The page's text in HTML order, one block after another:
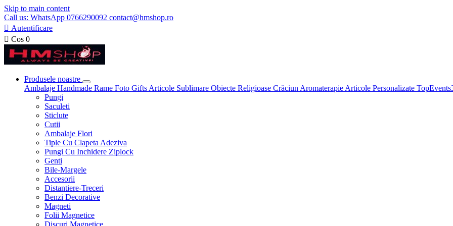
Skip to main content
Call us: WhatsApp 0766290092 contact@hmshop.ro
 Autentificare
 Cos 0
Produsele noastre
Ambalaje Handmade Rame Foto Gifts Articole Sublimare Obiecte Religioase Crăciun Aromaterapie Articole Personalizate
Pungi
Saculeti
Sticlute
Cutii
Ambalaje Flori
Tiple Cu Clapeta Adeziva
Pungi Cu Inchidere Ziplock
Genti
Bile-Margele
Accesorii
Distantiere-Treceri
Benzi Decorative
Magneti
Folii Magnetice
Discuri Magnetice